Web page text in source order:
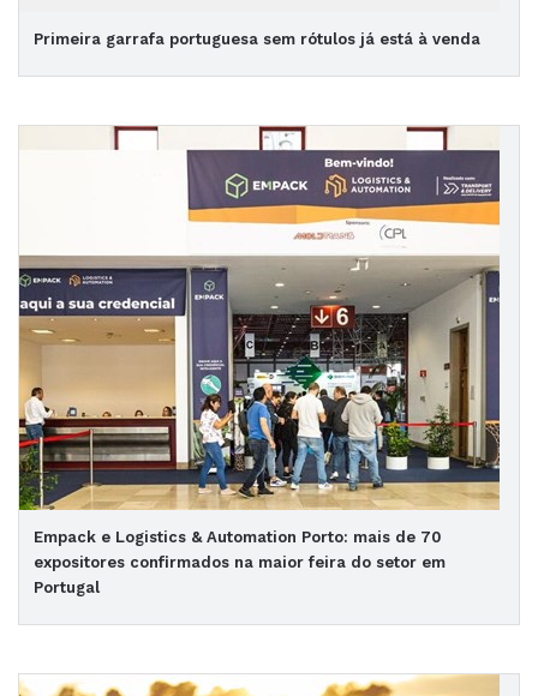
Primeira garrafa portuguesa sem rótulos já está à venda
Empack e Logistics & Automation Porto: mais de 70
expositores confirmados na maior feira do setor em
Portugal